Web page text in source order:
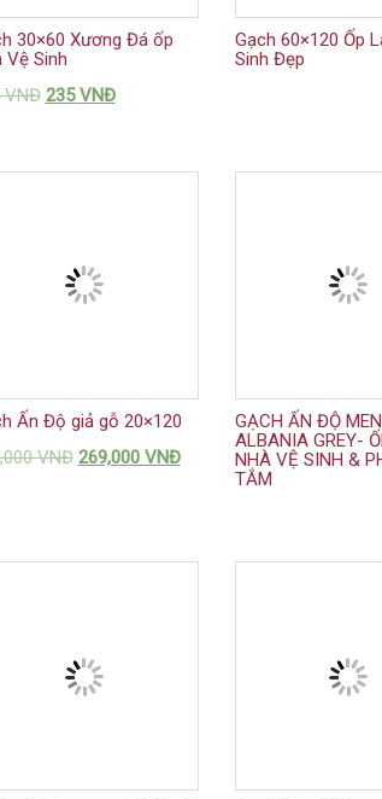
30×60 Xương Đá ốp
Vệ Sinh
VNĐ 235VNĐ
Gạch 60×120 Ốp
Sinh Đẹp
Ấn Độ giả gỗ 20×120
VNĐ 269,000 VNĐ
GẠCH ẤN ĐỘ
ALBANIA GREY-
NHÀ VỆ SINH &
TẮM